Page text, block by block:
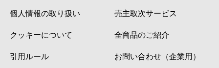
個人情報の取り扱い
クッキーについて
引用ルール
売主取次サービス
全商品のご紹介
お問い合わせ（企業用）